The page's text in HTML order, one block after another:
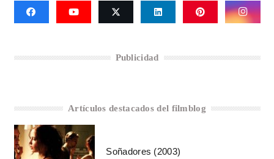
Publicidad
Artículos destacados del filmblog
Soñadores (2003)